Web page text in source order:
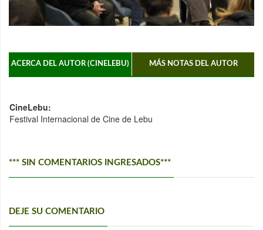
ACERCA DEL AUTOR (CINELEBU) MÁS NOTAS DEL AUTOR
CineLebu:
Festival Internacional de Cine de Lebu
*** SIN COMENTARIOS INGRESADOS***
DEJE SU COMENTARIO